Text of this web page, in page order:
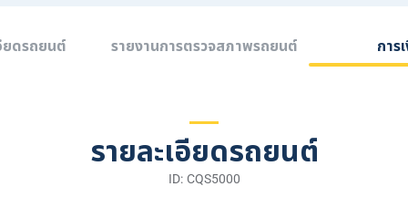
ยดรถยนต์ รายงานการตรวจสภาพรถยนต์ การ
รายละเอียดรถยนต์
ID: CQS5000